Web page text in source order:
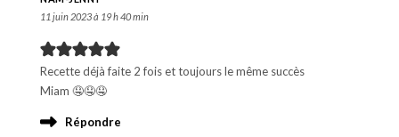
11 juin 2023 à 19 h 40 min
Recette déjà faite 2 fois et toujours le même succès
Miam 🤤🤤🤤
Répondre